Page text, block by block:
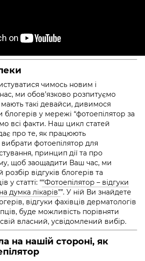
чимось новим і
ми обов’язково розпитуємо
такі девайси, дивимося
блогерів у мережі “фотоепілятор за
всі факти. Наш цикл статей
про те, як працюють
вибрати фотоепілятор для
принцип дії та про
щоб заощадити Ваш час, ми
відгуків блогерів та
у статті: ““Фотоепілятор – відгуки
думка лікарів””. У ній Ви знайдете
відгуки фахівців дерматологів
буде можливість порівняти
власний, усвідомлений вибір.
на нашій стороні, як